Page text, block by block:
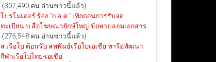
(307,490 คน อ่านข่าวนี้แล้ว)
โปรโมเตอร์ ร้อง “ก.ล.ต.” เพิกถอนการรับจด
ทะเบียน บ.สื่อโฆษณายักษ์ใหญ่ ข้อหาปลอมเอกสาร
(276,548 คน อ่านข่าวนี้แล้ว)
ส.เรือใบ ต้อนรับ สหพันธ์เรือใบเอเชีย หารือพัฒนา
กีฬาเรือใบไทย-เอเชีย